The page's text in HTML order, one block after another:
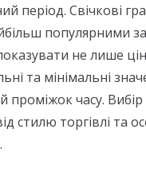
період. Свічкові
популярними
не лише
та мінімальні
проміжок часу. Вибір
стилю торгівлі та